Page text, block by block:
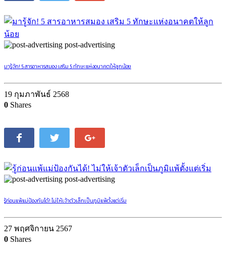
post-advertising
มารู้จัก! 5 สารอาหารสมอง เสริม 5 ทักษะแห่งอนาคตให้ลูกน้อย
19 กุมภาพันธ์ 2568
0 Shares
post-advertising
รู้ก่อนแพ้แม่ป้องกันได้! ไม่ให้เจ้าตัวเล็กเป็นภูมิแพ้ตั้งแต่เริ่ม
27 พฤศจิกายน 2567
0 Shares